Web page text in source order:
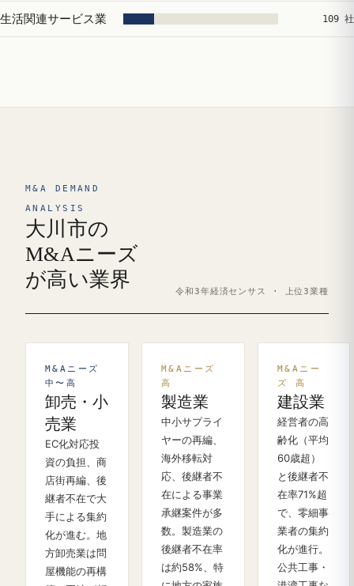
生活関連サービス業 109 社
M&A DEMAND
ANALYSIS
大川市の
M&Aニーズ
が高い業界
令和3年経済センサス · 上位3業種
M&Aニーズ
中〜高
卸売・小
売業
EC化対応投
資の負担、商
店街再編、後
継者不在で大
手による集約
化が進む。地
方卸売業は問
屋機能の再構
M&Aニーズ
高
製造業
中小サプライ
ヤーの再編、
海外移転対
応、後継者不
在による事業
承継案件が多
数。製造業の
後継者不在率
は約58%、特
M&Aニー
ズ 高
建設業
経営者の高
齢化（平均
60歳超）
と後継者不
在率71%超
で、零細事
業者の集約
化が進行。
公共工事・